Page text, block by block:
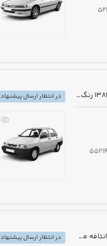
مزایده دولتی خودرو پراید مدل 1384 رنگ سفید
در انتظار ارسال پیشنهاد
مزایده دولتی خودرو هیوندای سانتافه مدل 2016
در انتظار ارسال پیشنهاد